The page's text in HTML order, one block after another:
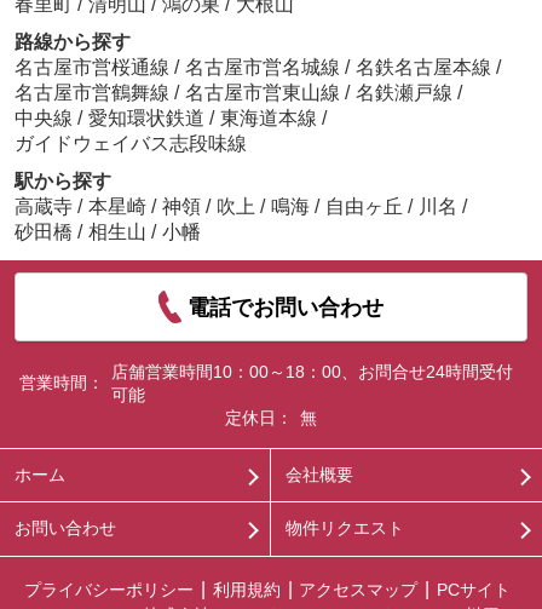
路線から探す
名古屋市営桜通線 / 名古屋市営名城線 / 名鉄名古屋本線 /
名古屋市営鶴舞線 / 名古屋市営東山線 / 名鉄瀬戸線 /
中央線 / 愛知環状鉄道 / 東海道本線 /
ガイドウェイバス志段味線
駅から探す
高蔵寺 / 本星崎 / 神領 / 吹上 / 鳴海 / 自由ヶ丘 / 川名 /
砂田橋 / 相生山 / 小幡
電話でお問い合わせ
営業時間：
店舗営業時間10：00～18：00、お問合せ24時間受付
可能
定休日：
無
ホーム 会社概要
お問い合わせ 物件リクエスト
プライバシーポリシー 利用規約 アクセスマップ
PCサイト